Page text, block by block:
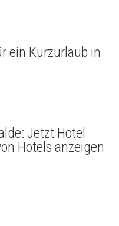
ein Kurzurlaub in
Jetzt Hotel
Hotels anzeigen